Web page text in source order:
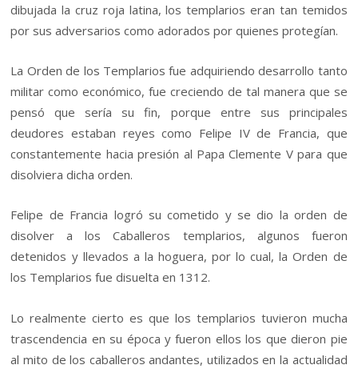
dibujada la cruz roja latina, los templarios eran tan temidos
por sus adversarios como adorados por quienes protegían.
La Orden de los Templarios fue adquiriendo desarrollo tanto
militar como económico, fue creciendo de tal manera que se
pensó que sería su fin, porque entre sus principales
deudores estaban reyes como Felipe IV de Francia, que
constantemente hacia presión al Papa Clemente V para que
disolviera dicha orden.
Felipe de Francia logró su cometido y se dio la orden de
disolver a los Caballeros templarios, algunos fueron
detenidos y llevados a la hoguera, por lo cual, la Orden de
los Templarios fue disuelta en 1312.
Lo realmente cierto es que los templarios tuvieron mucha
trascendencia en su época y fueron ellos los que dieron pie
al mito de los caballeros andantes, utilizados en la actualidad